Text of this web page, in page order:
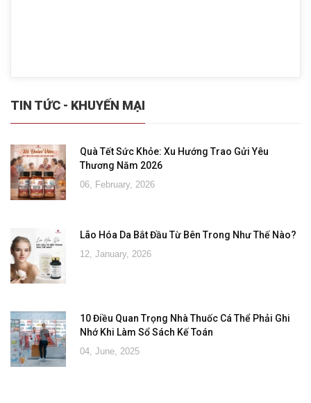
TIN TỨC - KHUYẾN MẠI
Quà Tết Sức Khỏe: Xu Hướng Trao Gửi Yêu
Thương Năm 2026
06, February, 2026
Lão Hóa Da Bắt Đầu Từ Bên Trong Như Thế Nào?
12, January, 2026
10 Điều Quan Trọng Nhà Thuốc Cá Thể Phải Ghi
Nhớ Khi Làm Sổ Sách Kế Toán
04, June, 2025